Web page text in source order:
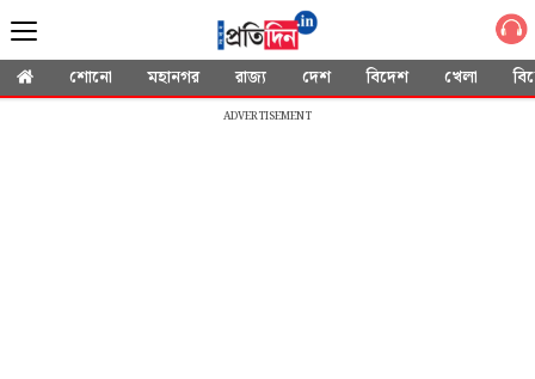
শোনো মহানগর রাজ্য দেশ বিদেশ খেলা
ADVERTISEMENT